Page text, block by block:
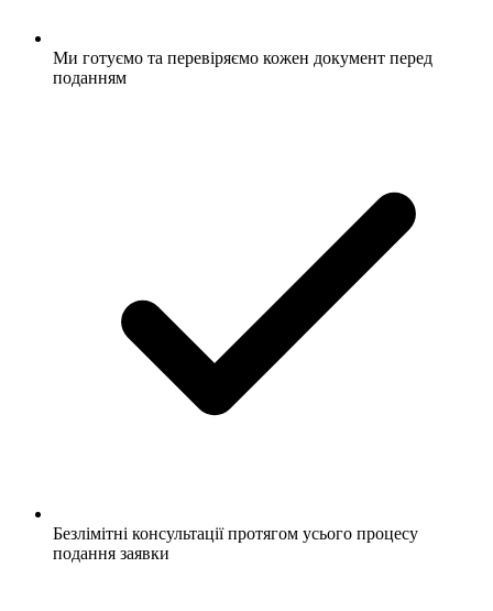
Ми готуємо та перевіряємо кожен документ перед
поданням
Безлімітні консультації протягом усього процесу
подання заявки